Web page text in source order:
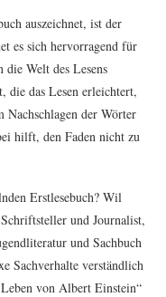
auszeichnet, ist der
es sich hervorragend für
Welt des Lesens
die das Lesen erleichtert,
Nachschlagen der Wörter
hilft, den Faden nicht zu
Erstlesebuch? Wil
und Journalist,
und Sachbuch
Sachverhalte verständlich
von Albert Einstein“